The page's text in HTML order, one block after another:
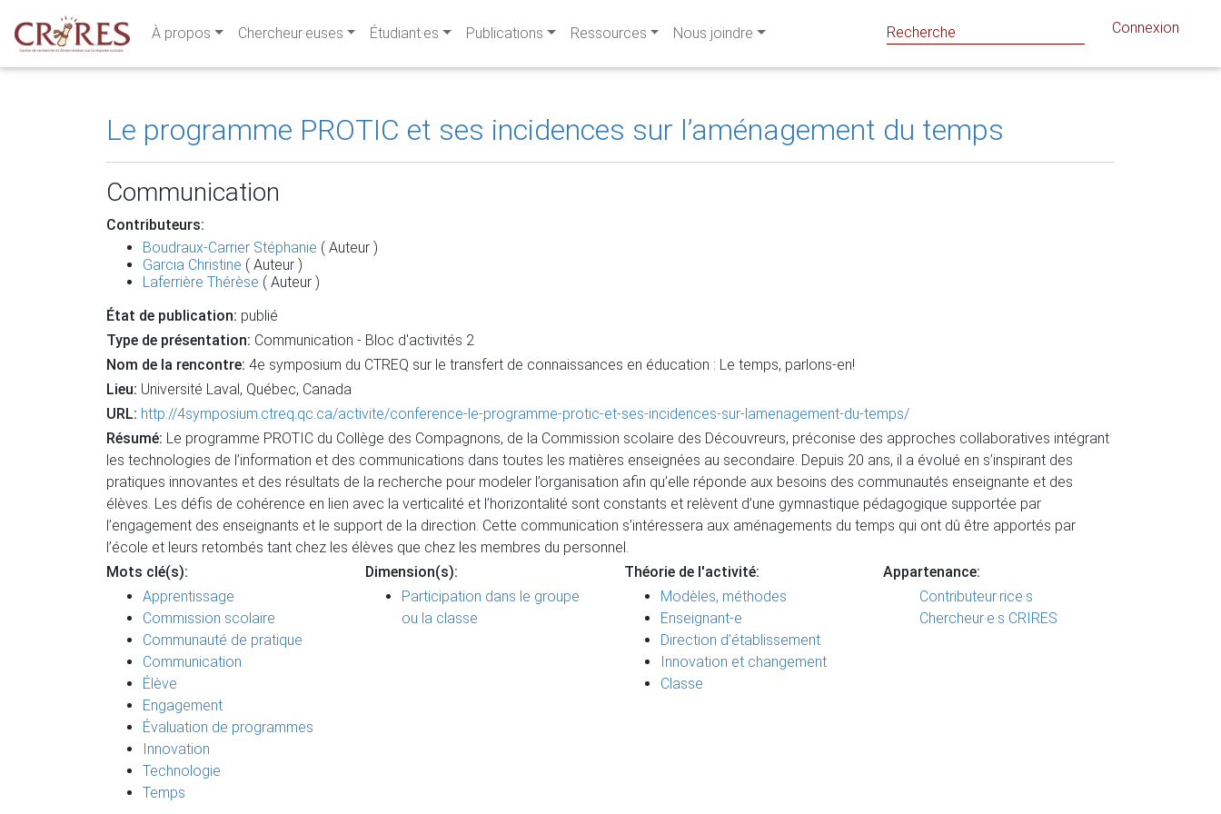
À propos Chercheur·euses Étudiant·es Publications Ressources Nous joindre Connexion
Le programme PROTIC et ses incidences sur l’aménagement du temps
Communication
Contributeurs:
Boudraux-Carrier Stéphanie ( Auteur )
Garcia Christine ( Auteur )
Laferrière Thérèse ( Auteur )
État de publication: publié
Type de présentation: Communication - Bloc d'activités 2
Nom de la rencontre: 4e symposium du CTREQ sur le transfert de connaissances en éducation : Le temps, parlons-en!
Lieu: Université Laval, Québec, Canada
URL: http://4symposium.ctreq.qc.ca/activite/conference-le-programme-protic-et-ses-incidences-sur-lamenagement-du-temps/
Résumé: Le programme PROTIC du Collège des Compagnons, de la Commission scolaire des Découvreurs, préconise des approches collaboratives intégrant
les technologies de l’information et des communications dans toutes les matières enseignées au secondaire. Depuis 20 ans, il a évolué en s’inspirant des
pratiques innovantes et des résultats de la recherche pour modeler l’organisation afin qu’elle réponde aux besoins des communautés enseignante et des
élèves. Les défis de cohérence en lien avec la verticalité et l’horizontalité sont constants et relèvent d’une gymnastique pédagogique supportée par
l’engagement des enseignants et le support de la direction. Cette communication s’intéressera aux aménagements du temps qui ont dû être apportés par
l’école et leurs retombés tant chez les élèves que chez les membres du personnel.
Mots clé(s):
Apprentissage
Commission scolaire
Communauté de pratique
Communication
Élève
Engagement
Évaluation de programmes
Innovation
Technologie
Temps
Dimension(s):
Participation dans le groupe
ou la classe
Théorie de l'activité:
Modèles, méthodes
Enseignant-e
Direction d’établissement
Innovation et changement
Classe
Appartenance:
Contributeur·rice·s
Chercheur·e·s CRIRES